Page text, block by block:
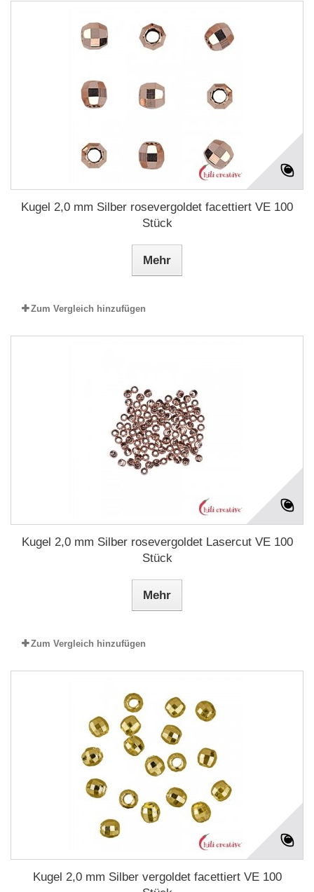
Kugel 2,0 mm Silber rosevergoldet facettiert VE 100
Stück
Mehr
Zum Vergleich hinzufügen
Kugel 2,0 mm Silber rosevergoldet Lasercut VE 100
Stück
Mehr
Zum Vergleich hinzufügen
Kugel 2,0 mm Silber vergoldet facettiert VE 100